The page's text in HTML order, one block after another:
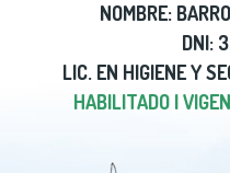
NOMBRE:
DNI:
LIC. EN HIGIENE Y
HABILITADO |